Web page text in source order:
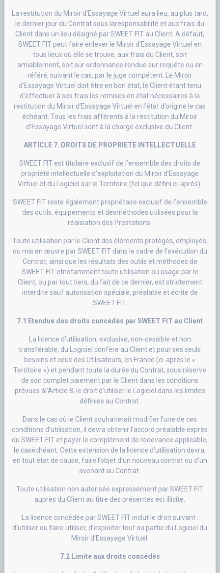
La restitution du Miroir d’Essayage Virtuel aura lieu, au plus tard,
le dernier jour du Contrat sous laresponsabilité et aux frais du
Client dans un lieu désigné par SWEET FIT au Client. A défaut,
SWEET FIT peut faire enlever le Miroir d’Essayage Virtuel en
tous lieux où elle se trouve, aux frais du Client, soit
amiablement, soit sur ordonnance rendue sur requête ou en
référé, suivant le cas, par le juge compétent. Le Miroir
d’Essayage Virtuel doit être en bon état, le Client étant tenu
d’effectuer à ses frais les remises en état nécessaires à la
restitution du Miroir d’Essayage Virtuel en l’état d’origine le cas
échéant. Tous les frais afférents à la restitution du Miroir
d’Essayage Virtuel sont à la charge exclusive du Client.
ARTICLE 7. DROITS DE PROPRIETE INTELLECTUELLE
SWEET FIT est titulaire exclusif de l’ensemble des droits de
propriété intellectuelle d’exploitation du Miroir d’Essayage
Virtuel et du Logiciel sur le Territoire (tel que défini ci-après).
SWEET FIT reste également propriétaire exclusif de l’ensemble
des outils, équipements et desméthodes utilisées pour la
réalisation des Prestations.
Toute utilisation par le Client des éléments protégés, employés,
ou mis en œuvre par SWEET FIT dans le cadre de l’exécution du
Contrat, ainsi que les résultats des outils et méthodes de
SWEET FIT etnotamment toute utilisation ou usage par le
Client, ou par tout tiers, du fait de ce dernier, est strictement
interdite sauf autorisation spéciale, préalable et écrite de
SWEET FIT.
7.1 Etendue des droits concédés par SWEET FIT au Client
La licence d’utilisation, exclusive, non-cessible et non
transférable, du Logiciel confère au Client et pour ses seuls
besoins et ceux des Utilisateurs, en France (ci-après le «
Territoire ») et pendant toute la durée du Contrat, sous réserve
de son complet paiement par le Client dans les conditions
prévues àl’Article 8, le droit d’utiliser le Logiciel dans les limites
définies au Contrat.
Dans le cas où le Client souhaiterait modifier l’une de ces
conditions d’utilisation, il devra obtenir l’accord préalable exprès
du SWEET FIT et payer le complément de redevance applicable,
le caséchéant. Cette extension de la licence d’utilisation devra,
en tout état de cause, faire l’objet d’un nouveau contrat ou d’un
avenant au Contrat.
Toute utilisation non autorisée expressément par SWEET FIT
auprès du Client au titre des présentes est illicite.
La licence concédée par SWEET FIT inclut le droit suivant :
d’utiliser ou faire utiliser, d’exploiter tout ou partie du Logiciel du
Miroir d’Essayage Virtuel.
7.2 Limite aux droits concédés